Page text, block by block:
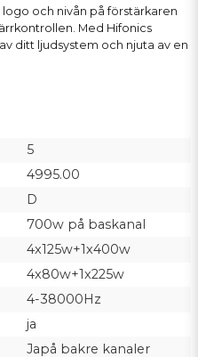
logo och nivån på förstärkaren
Med Hifonics
ditt ljudsystem och njuta av en
5
4995.00
D
700w på baskanal
4x125w+1x400w
4x80w+1x225w
4-38000Hz
ja
Japå bakre kanaler